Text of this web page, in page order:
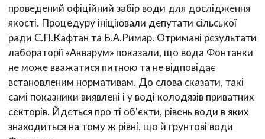
проведений офіційний забір води для дослідження
якості. Процедуру ініціювали депутати сільської
ради С.П.Кафтан та Б.А.Римар. Отримані результати
лабораторії «Акварум» показали, що вода Фонтанки
не може вважатися питною та не відповідає
встановленим нормативам. До слова сказати, такі
самі показники виявлені і у воді колодязів приватних
секторів. Йдеться про ті об'єкти, рівень води в яких
знаходиться на тому ж рівні, що й ґрунтові води